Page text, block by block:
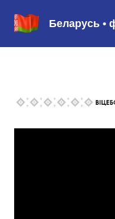
Беларусь •